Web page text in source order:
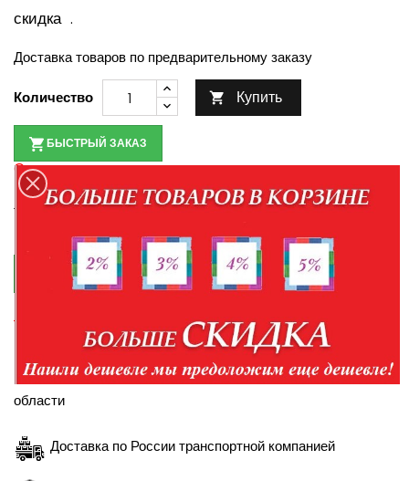
скидка .
Доставка товаров по предварительному заказу
Количество  Купить
БЫСТРЫЙ ЗАКАЗ
Оплата при получении товара
По наличию товара уточняйте у менеджеров по
телефонам:+7-952-430-35-98
+7-904-094-99-99
КУПИТЬ В КРЕДИТ
Доставка в пределах Белгорода и Белгородской
области
Доставка по России транспортной компанией